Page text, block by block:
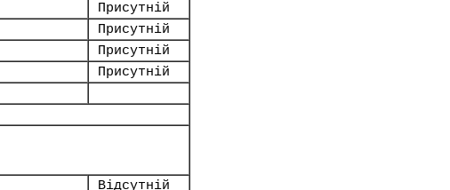
Присутній
Присутній
Присутній
Присутній
Відсутній